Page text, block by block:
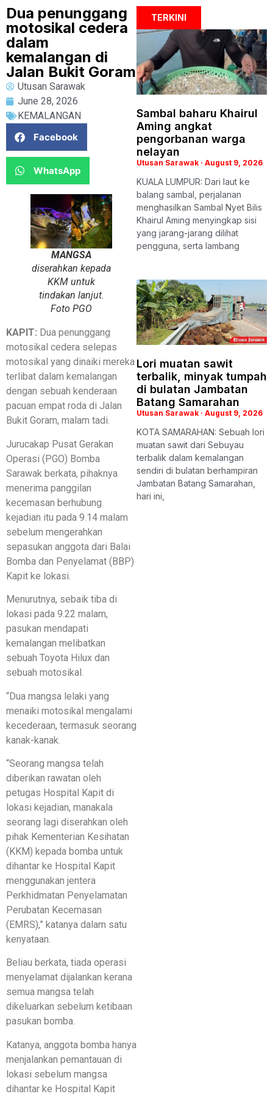
Dua penunggang
motosikal cedera
dalam
kemalangan di
Jalan Bukit Goram
Utusan Sarawak
June 28, 2026
KEMALANGAN
Facebook
WhatsApp
MANGSA
diserahkan kepada
KKM untuk
tindakan lanjut.
Foto PGO
KAPIT: Dua penunggang
motosikal cedera selepas
motosikal yang dinaiki mereka
terlibat dalam kemalangan
dengan sebuah kenderaan
pacuan empat roda di Jalan
Bukit Goram, malam tadi.
Jurucakap Pusat Gerakan
Operasi (PGO) Bomba
Sarawak berkata, pihaknya
menerima panggilan
kecemasan berhubung
kejadian itu pada 9.14 malam
sebelum mengerahkan
sepasukan anggota dari Balai
Bomba dan Penyelamat (BBP)
Kapit ke lokasi.
Menurutnya, sebaik tiba di
lokasi pada 9.22 malam,
pasukan mendapati
kemalangan melibatkan
sebuah Toyota Hilux dan
sebuah motosikal.
“Dua mangsa lelaki yang
menaiki motosikal mengalami
kecederaan, termasuk seorang
kanak-kanak.
“Seorang mangsa telah
diberikan rawatan oleh
petugas Hospital Kapit di
lokasi kejadian, manakala
seorang lagi diserahkan oleh
pihak Kementerian Kesihatan
(KKM) kepada bomba untuk
dihantar ke Hospital Kapit
menggunakan jentera
Perkhidmatan Penyelamatan
Perubatan Kecemasan
(EMRS),” katanya dalam satu
kenyataan.
Beliau berkata, tiada operasi
menyelamat dijalankan kerana
semua mangsa telah
dikeluarkan sebelum ketibaan
pasukan bomba.
Katanya, anggota bomba hanya
menjalankan pemantauan di
lokasi sebelum mangsa
dihantar ke Hospital Kapit
TERKINI
Sambal baharu Khairul
Aming angkat
pengorbanan warga
nelayan
Utusan Sarawak August 9, 2026
KUALA LUMPUR: Dari laut ke
balang sambal, perjalanan
menghasilkan Sambal Nyet Bilis
Khairul Aming menyingkap sisi
yang jarang-jarang dilihat
pengguna, serta lambang
Lori muatan sawit
terbalik, minyak tumpah
di bulatan Jambatan
Batang Samarahan
Utusan Sarawak August 9, 2026
KOTA SAMARAHAN: Sebuah lori
muatan sawit dari Sebuyau
terbalik dalam kemalangan
sendiri di bulatan berhampiran
Jambatan Batang Samarahan,
hari ini,